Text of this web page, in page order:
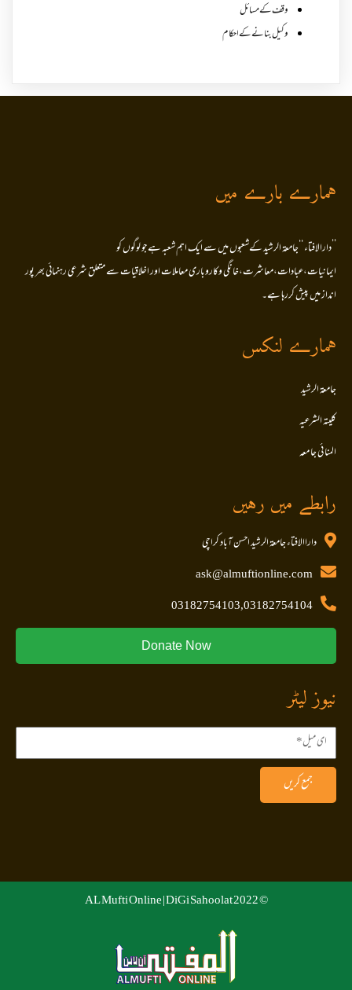
وقف کے مسائل
وکیل بنانے کے احکام
ہمارے بارے میں
’’دارالافتاء ‘‘جامعۃ الرشید کےشعبوں میں سے ایک اہم شعبہ ہے جو لوگوں کو
ایمانیات،عبادات،معاشرت،خانگی وکاروباری معاملات اور اخلاقیات سے متعلق شرعی رہنمائی بھر پور
انداز میں پیش کررہا ہے۔
ہمارے لنکس
جامعۃ الرشید
کلیتہ الشرعیہ
المنا ئی جا معہ
رابطے میں رہیں
داراالافتاء جامعۃ الرشید احسن آباد کراچی
ask@almuftionline.com
03182754103,03182754104
Donate Now
نیوز لیٹر
جمع کریں
© 2022 AL Mufti Online |
DiGi Sahoolat